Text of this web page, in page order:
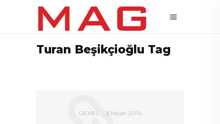
Turan Beşikçioğlu Tag
GENEL 5 Nisan 2014